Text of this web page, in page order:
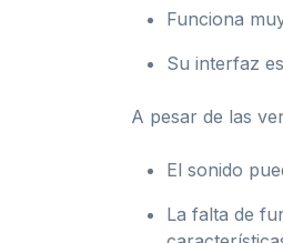
Funciona
Su interfaz
A pesar de las
El sonido
La falta de